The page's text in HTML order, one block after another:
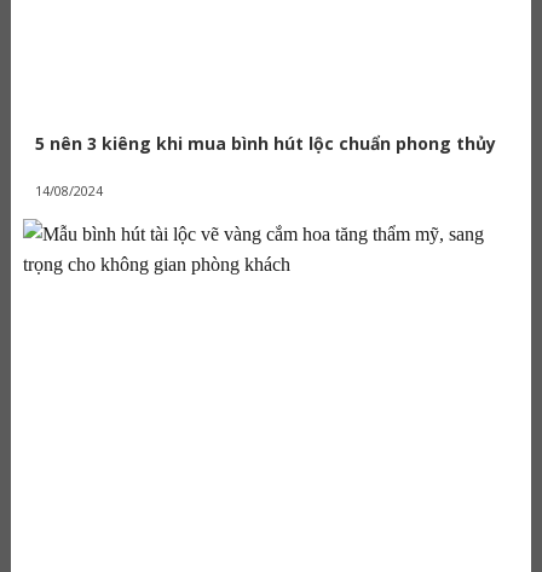
5 nên 3 kiêng khi mua bình hút lộc chuẩn phong thủy
14/08/2024